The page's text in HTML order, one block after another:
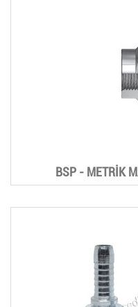
BSP - METRİK